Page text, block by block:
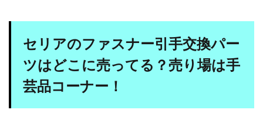
セリアのファスナー引手交換パー
ツはどこに売ってる？売り場は手
芸品コーナー！